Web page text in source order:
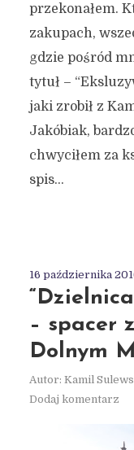
przekonałem.
zakupach,
gdzie pośród
tytuł –
jaki zrobił z
Jakóbiak,
chwyciłem za
spis...
16 października
– spacer
Dolnym
Autor: Kamil
Dodaj komentarz